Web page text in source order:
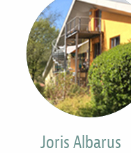
Joris Albarus